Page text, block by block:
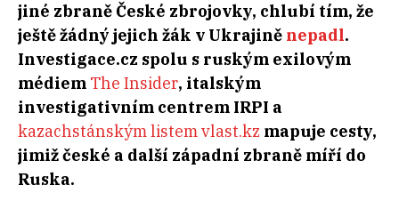
jiné zbraně České zbrojovky, chlubí tím, že
ještě žádný jejich žák v Ukrajině nepadl.
Investigace.cz spolu s ruským exilovým
médiem The Insider, italským
investigativním centrem IRPI a
kazachstánským listem vlast.kz mapuje cesty,
jimiž české a další západní zbraně míří do
Ruska.